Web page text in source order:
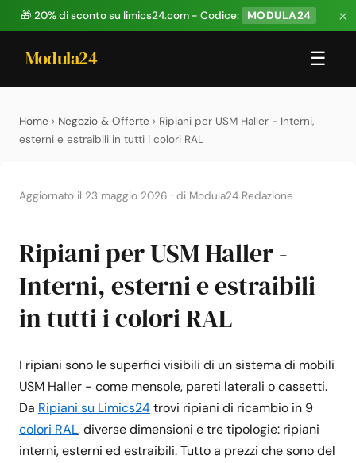
🎁 20% di sconto su limics24.com - Codice: MODULA24 ×
Modula24 ☰
Home › Negozio & Offerte › Ripiani per USM Haller - Interni,
esterni e estraibili in tutti i colori RAL
Aggiornato il 23 maggio 2026 · di Modula24 Redazione
Ripiani per USM Haller -
Interni, esterni e estraibili
in tutti i colori RAL
I ripiani sono le superfici visibili di un sistema di mobili
USM Haller - come mensole, pareti laterali o cassetti.
Da Ripiani su Limics24trovi ripiani di ricambio in 9
colori RAL, diverse dimensioni e tre tipologie: ripiani
interni, esterni ed estraibili. Tutto a prezzi che sono del